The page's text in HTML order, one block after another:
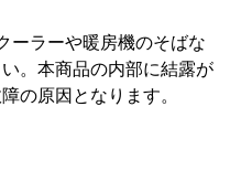
ーラーや暖房機のそばな
。本商品の内部に結露が
の原因となります。